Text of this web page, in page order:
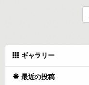
ギャラリー
最近の投稿